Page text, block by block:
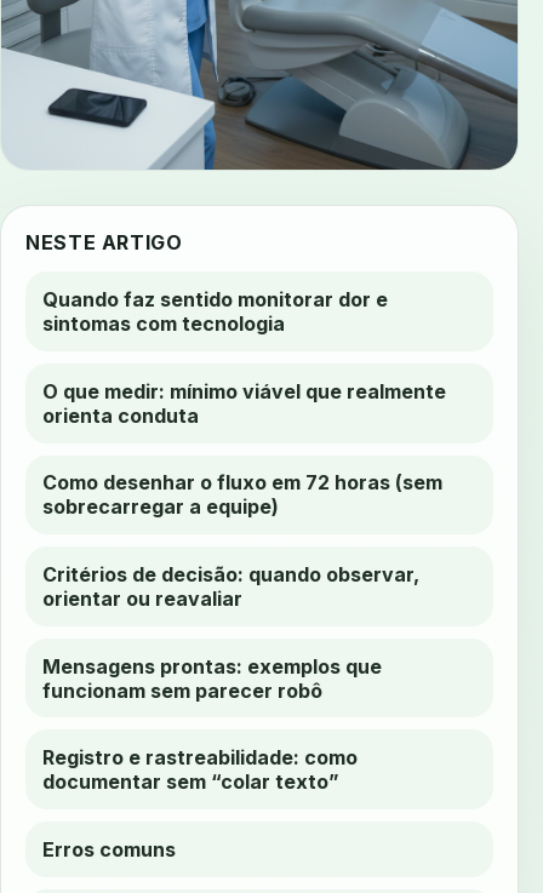
NESTE ARTIGO
Quando faz sentido monitorar dor e
sintomas com tecnologia
O que medir: mínimo viável que realmente
orienta conduta
Como desenhar o fluxo em 72 horas (sem
sobrecarregar a equipe)
Critérios de decisão: quando observar,
orientar ou reavaliar
Mensagens prontas: exemplos que
funcionam sem parecer robô
Registro e rastreabilidade: como
documentar sem “colar texto”
Erros comuns